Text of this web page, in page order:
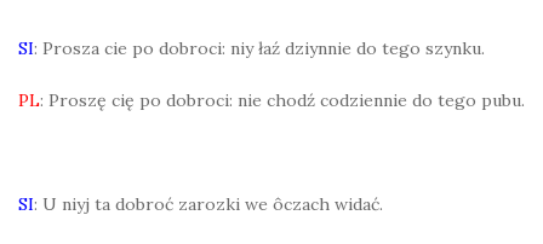
SI: Prosza cie po dobroci: niy łaź dziynnie do tego szynku.
PL: Proszę cię po dobroci: nie chodź codziennie do tego pubu.
SI: U niyj ta dobroć zarozki we ôczach widać.